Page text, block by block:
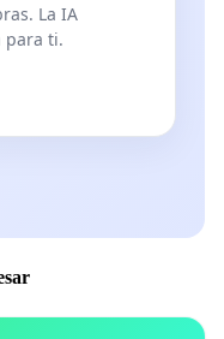
La IA
para ti.